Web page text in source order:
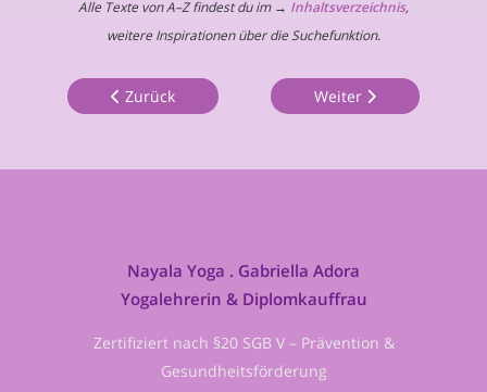
Alle Texte von A–Z findest du im → Inhaltsverzeichnis,
weitere Inspirationen über die Suchefunktion.
Zurück Weiter
Nayala Yoga . Gabriella Adora
Yogalehrerin & Diplomkauffrau
Zertifiziert nach §20 SGB V – Prävention &
Gesundheitsförderung